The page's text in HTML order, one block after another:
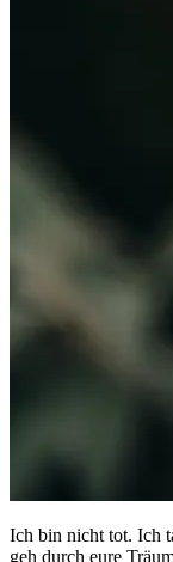
Ich bin nicht tot. Ich
geh durch eure